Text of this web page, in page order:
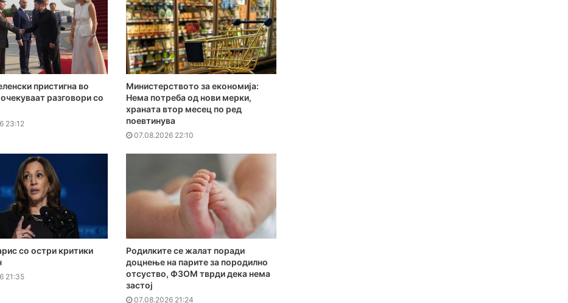
пристигна во
разговори со
23:12
Министерството за економија:
Нема потреба од нови мерки,
храната втор месец по ред
поевтинува
07.08.2026 22:10
со остри критики
21:35
Родилките се жалат поради
доцнење на парите за породилно
отсуство, ФЗОМ тврди дека нема
застој
07.08.2026 21:24